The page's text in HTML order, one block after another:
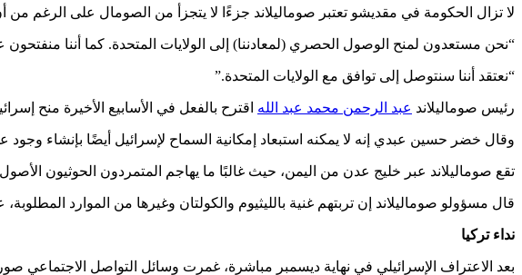
لا تزال الحكومة في مقديشو تعتبر صوماليلاند جزءًا لا يتجزأ من الصومال على الرغم من أن المنطقة تدير شؤونها منذ عام 1991، ولديها جوازات
“نحن مستعدون لمنح الوصول الحصري (لمعادننا) إلى الولايات المتحدة. كما أننا
“نعتقد أننا سنتوصل إلى توافق مع الولايات المتحدة.”
رئيس صوماليلاند عبد الرحمن محمد عبد الله اقترح بالفعل في الأسابيع الأخيرة منح
وقال خضر حسين عبدي إنه لا يمكنه استبعاد إمكانية السماح لإسرائيل أيضًا بإنشاء
تقع صوماليلاند عبر خليج عدن من اليمن، حيث غالبًا ما يهاجم المتمردون الحوثيون
قال مسؤولو صوماليلاند إن تربتهم غنية بالليثيوم والكولتان وغيرها من الموارد
نداء تركيا
بعد الاعتراف الإسرائيلي في نهاية ديسمبر مباشرة، غمرت وسائل التواصل الاجتماعي